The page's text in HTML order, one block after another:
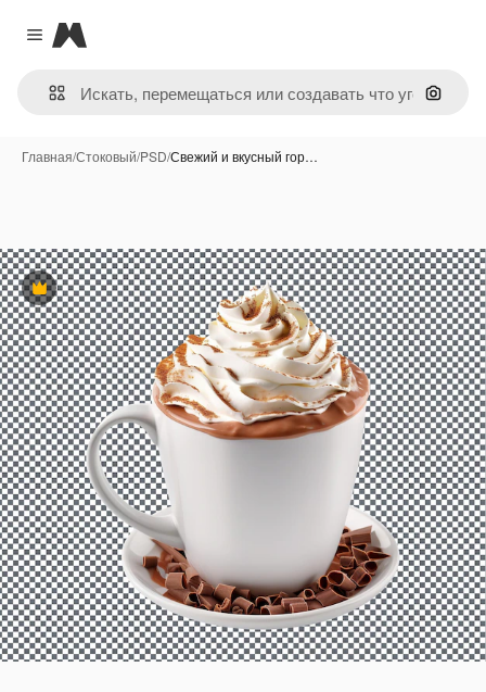
Close menu
Magnific
Поиск
Главная/Стоковый/PSD/Свежий и вкусный гор…
Премиум